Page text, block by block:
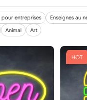
pour entreprises Enseignes au
Animal Art
HOT